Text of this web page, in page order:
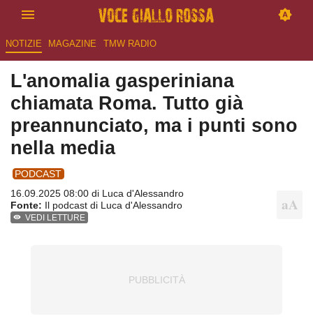
NOTIZIE MAGAZINE TMW RADIO
L'anomalia gasperiniana
chiamata Roma. Tutto già
preannunciato, ma i punti sono
nella media
PODCAST
16.09.2025 08:00 di Luca d'Alessandro
Fonte: Il podcast di Luca d'Alessandro
VEDI LETTURE